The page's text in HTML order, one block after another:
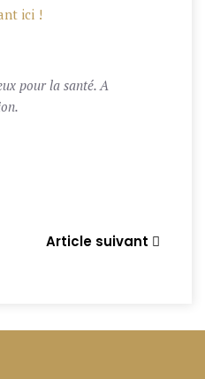
ici !
pour la santé. A
Article suivant